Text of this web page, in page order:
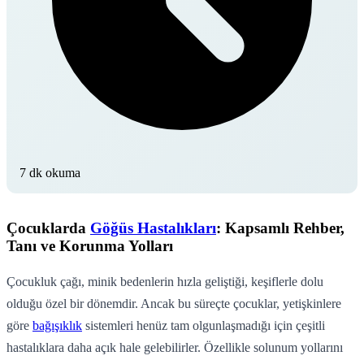
7 dk okuma
Çocuklarda Göğüs Hastalıkları: Kapsamlı Rehber,
Tanı ve Korunma Yolları
Çocukluk çağı, minik bedenlerin hızla geliştiği, keşiflerle dolu
olduğu özel bir dönemdir. Ancak bu süreçte çocuklar, yetişkinlere
göre bağışıklık sistemleri henüz tam olgunlaşmadığı için çeşitli
hastalıklara daha açık hale gelebilirler. Özellikle solunum yollarını